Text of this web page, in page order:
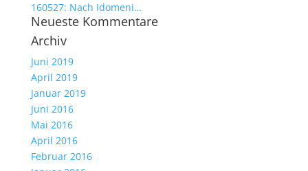
160527: Nach Idomeni…
Neueste Kommentare
Archiv
Juni 2019
April 2019
Januar 2019
Juni 2016
Mai 2016
April 2016
Februar 2016